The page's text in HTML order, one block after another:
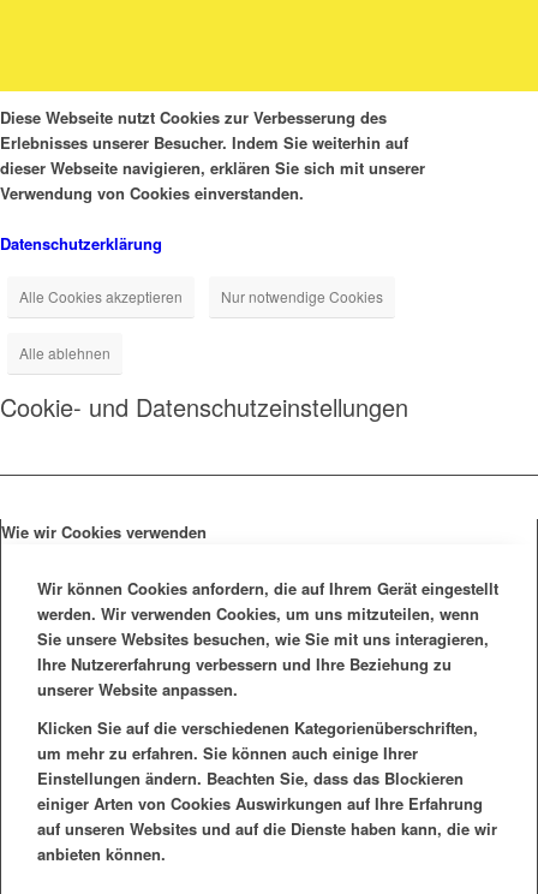
Diese Webseite nutzt Cookies zur Verbesserung des
Erlebnisses unserer Besucher. Indem Sie weiterhin auf
dieser Webseite navigieren, erklären Sie sich mit unserer
Verwendung von Cookies einverstanden.
Datenschutzerklärung
Alle Cookies akzeptieren Nur notwendige Cookies
Alle ablehnen
Cookie- und Datenschutzeinstellungen
Wie wir Cookies verwenden
Wir können Cookies anfordern, die auf Ihrem Gerät eingestellt
werden. Wir verwenden Cookies, um uns mitzuteilen, wenn
Sie unsere Websites besuchen, wie Sie mit uns interagieren,
Ihre Nutzererfahrung verbessern und Ihre Beziehung zu
unserer Website anpassen.
Klicken Sie auf die verschiedenen Kategorienüberschriften,
um mehr zu erfahren. Sie können auch einige Ihrer
Einstellungen ändern. Beachten Sie, dass das Blockieren
einiger Arten von Cookies Auswirkungen auf Ihre Erfahrung
auf unseren Websites und auf die Dienste haben kann, die wir
anbieten können.